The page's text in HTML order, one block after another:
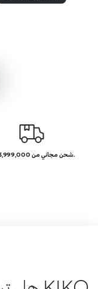
.شحن مجاني من 3,999,000 ل.ل